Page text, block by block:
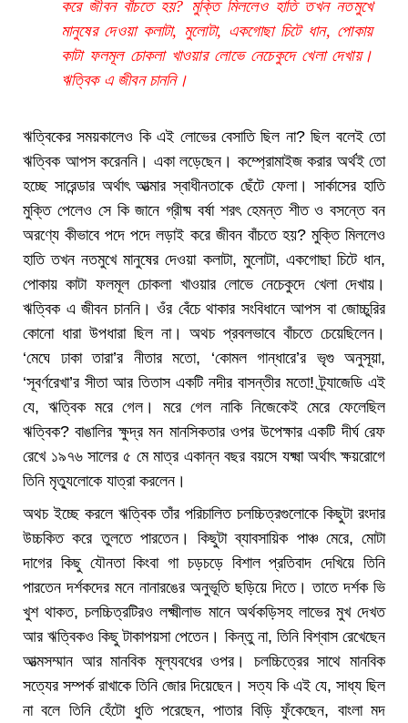
করে জীবন বাঁচতে হয়? মুক্তি মিললেও হাতি তখন নতমুখে
মানুষের দেওয়া কলাটা, মুলোটা, একগোছা চিটে ধান, পোকায়
কাটা ফলমূল চোকলা খাওয়ার লোভে নেচেকুদে খেলা দেখায়।
ঋত্বিক এ জীবন চাননি।
ঋত্বিকের সময়কালেও কি এই লোভের বেসাতি ছিল না? ছিল বলেই তো
ঋত্বিক আপস করেননি। একা লড়েছেন। কম্প্রোমাইজ করার অর্থই তো
হচ্ছে সারেন্ডার অর্থাৎ আত্মার স্বাধীনতাকে ছেঁটে ফেলা। সার্কাসের হাতি
মুক্তি পেলেও সে কি জানে গ্রীষ্ম বর্ষা শরৎ হেমন্ত শীত ও বসন্তে বন
অরণ্যে কীভাবে পদে পদে লড়াই করে জীবন বাঁচতে হয়? মুক্তি মিললেও
হাতি তখন নতমুখে মানুষের দেওয়া কলাটা, মুলোটা, একগোছা চিটে ধান,
পোকায় কাটা ফলমূল চোকলা খাওয়ার লোভে নেচেকুদে খেলা দেখায়।
ঋত্বিক এ জীবন চাননি। ওঁর বেঁচে থাকার সংবিধানে আপস বা জোচ্চুরির
কোনো ধারা উপধারা ছিল না। অথচ প্রবলভাবে বাঁচতে চেয়েছিলেন।
‘মেঘে ঢাকা তারা’র নীতার মতো, ‘কোমল গান্ধারে’র ভৃগু অনুসূয়া,
‘সূবর্ণরেখা’র সীতা আর তিতাস একটি নদীর বাসন্তীর মতো! ট্র্যাজেডি এই
যে, ঋত্বিক মরে গেল। মরে গেল নাকি নিজেকেই মেরে ফেলেছিল
ঋত্বিক? বাঙালির ক্ষুদ্র মন মানসিকতার ওপর উপেক্ষার একটি দীর্ঘ রেফ
রেখে ১৯৭৬ সালের ৫ মে মাত্র একান্ন বছর বয়সে যক্ষ্মা অর্থাৎ ক্ষয়রোগে
তিনি মৃত্যুলোকে যাত্রা করলেন।
অথচ ইচ্ছে করলে ঋত্বিক তাঁর পরিচালিত চলচ্চিত্রগুলোকে কিছুটা রংদার
উচ্চকিত করে তুলতে পারতেন। কিছুটা ব্যাবসায়িক পাঞ্চ মেরে, মোটা
দাগের কিছু যৌনতা কিংবা গা চড়চড়ে বিশাল প্রতিবাদ দেখিয়ে তিনি
পারতেন দর্শকদের মনে নানারঙের অনুভূতি ছড়িয়ে দিতে। তাতে দর্শক ভি
খুশ থাকত, চলচ্চিত্রটিরও লক্ষ্মীলাভ মানে অর্থকড়িসহ লাভের মুখ দেখত
আর ঋত্বিকও কিছু টাকাপয়সা পেতেন। কিন্তু না, তিনি বিশ্বাস রেখেছেন
আত্মসম্মান আর মানবিক মূল্যবধের ওপর। চলচ্চিত্রের সাথে মানবিক
সত্যের সম্পর্ক রাখাকে তিনি জোর দিয়েছেন। সত্য কি এই যে, সাধ্য ছিল
না বলে তিনি হেঁটো ধুতি পরেছেন, পাতার বিড়ি ফুঁকেছেন, বাংলা মদ